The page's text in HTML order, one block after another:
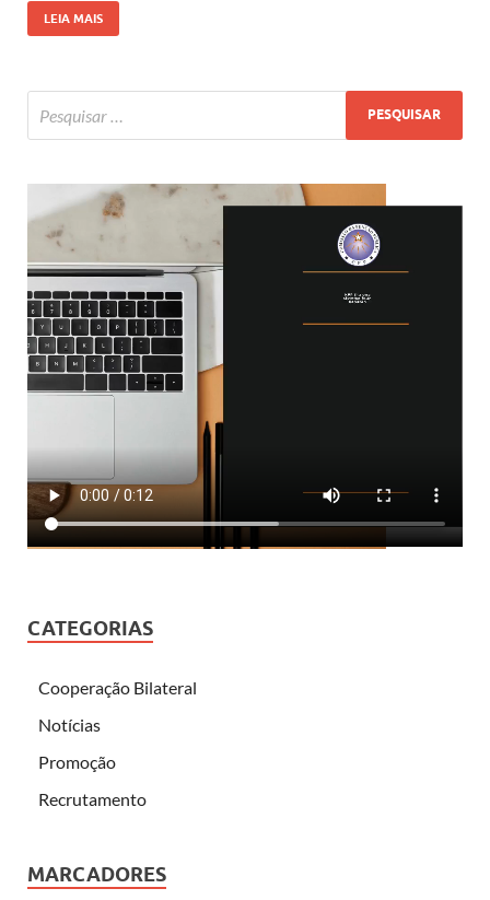
LEIA MAIS
CATEGORIAS
Cooperação Bilateral
Notícias
Promoção
Recrutamento
MARCADORES